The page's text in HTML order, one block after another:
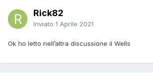
Rick82
Inviato 1 Aprile 2021
Ok ho letto nell’altra discussione il Wells